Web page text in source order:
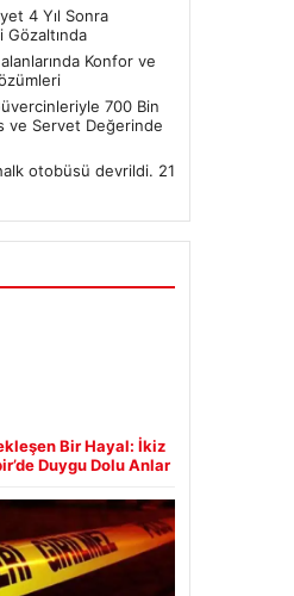
4 Yıl Sonra
Gözaltında
Konfor ve
700 Bin
ve Servet Değerinde
otobüsü devrildi. 21
Bir Hayal: İkiz
Duygu Dolu Anlar